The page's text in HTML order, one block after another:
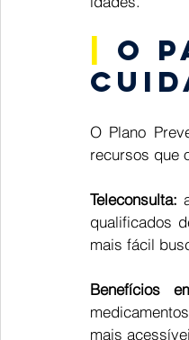
O
O Plano
recursos que
Teleconsulta:
qualificados
mais fácil
Benefícios
mais